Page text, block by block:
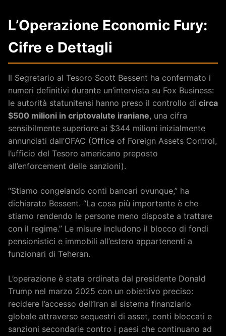
L’Operazione Economic Fury:
Cifre e Dettagli
Il Segretario al Tesoro Scott Bessent ha confermato i
numeri definitivi durante un’intervista su Fox Business:
le autorità statunitensi hanno preso il controllo di circa
$500 milioni in criptovalute iraniane, una cifra
sensibilmente superiore ai $344 milioni inizialmente
annunciati dall’OFAC (Office of Foreign Assets Control,
l’ufficio del Tesoro americano preposto
all’enforcement delle sanzioni).
“Stiamo congelando conti bancari ovunque,” ha
dichiarato Bessent. “La cosa più importante è che
stiamo rendendo le persone meno disposte a trattare
con il regime.” Le misure includono il blocco di fondi
pensionistici e immobili all’estero appartenenti a
funzionari di Teheran.
L’operazione è stata ordinata dal presidente Donald
Trump nel marzo 2025 con un obiettivo preciso:
recidere l’accesso dell’Iran al sistema finanziario
globale attraverso sequestri di asset, conti bloccati e
sanzioni secondarie contro i paesi che continuano ad